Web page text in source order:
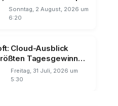
Sonntag, 2 August, 2026 um
6:20
Cloud-Ausblick
Tagesgewinn
Freitag, 31 Juli, 2026 um
5:30